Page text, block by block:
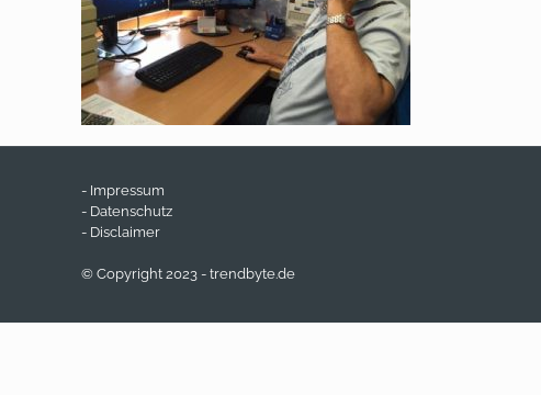
- Impressum
- Datenschutz
- Disclaimer
© Copyright 2023 - trendbyte.de